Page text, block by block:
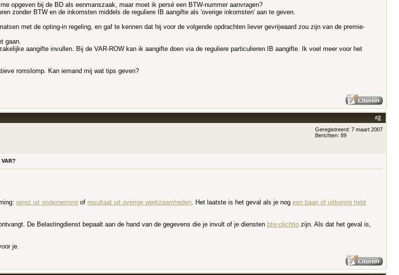
opgeven bij de BD als eenmanszaak, maar moet ik persé een BTW-nummer aanvragen?
zonder BTW en de inkomsten middels de reguliere IB aangifte als 'overige inkomsten' aan te geven.
met de opting-in regeling, en gaf te kennen dat hij voor de volgende opdrachten liever gevrijwaard zou zijn van de premie-
gaan.
aangifte invullen. Bij de VAR-ROW kan ik aangifte doen via de reguliere particulieren IB aangifte. Ik voel meer voor het
romslomp. Kan iemand mij wat tips geven?
#2
Geregistreerd: 7 maart 2007
Berichten: 89
winst uit onderneming of resultaat uit overige werkzaamheden . Het laatste is het geval als je nog een baan of uitkering hebt
De Belastingdienst bepaalt aan de hand van de gegevens die je invult of je diensten btw-plichtig zijn. Als dat het geval is,
je.